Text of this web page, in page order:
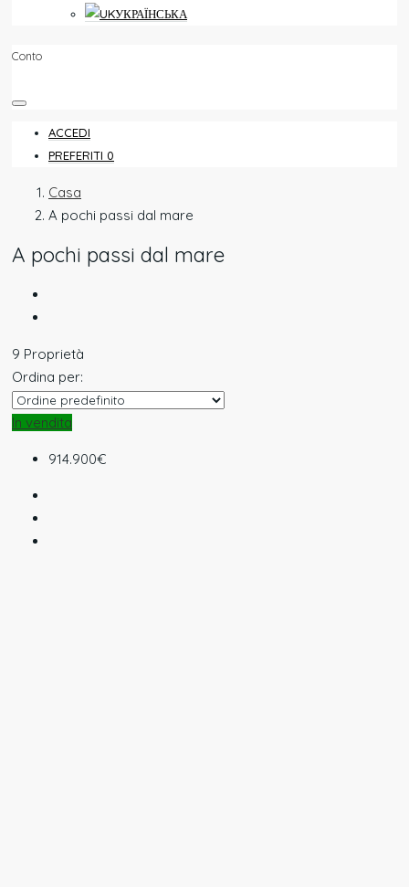
УКРАЇНСЬКА
Conto
ACCEDI
PREFERITI 0
Casa
A pochi passi dal mare
A pochi passi dal mare
9 Proprietà
Ordina per:
In vendita
914.900€